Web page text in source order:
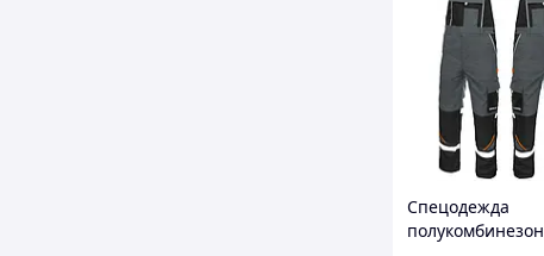
Спецодежда
полукомбинезон